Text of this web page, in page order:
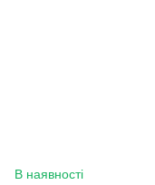
В наявності